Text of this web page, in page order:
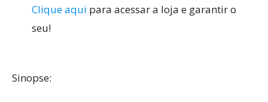
Clique aqui para acessar a loja e garantir o
seu!
Sinopse: